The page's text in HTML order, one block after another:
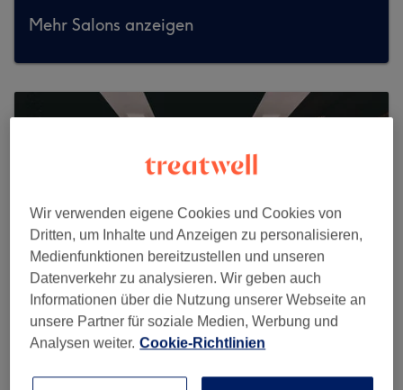
Mehr Salons anzeigen
Wir verwenden eigene Cookies und Cookies von
Dritten, um Inhalte und Anzeigen zu personalisieren,
Medienfunktionen bereitzustellen und unseren
Datenverkehr zu analysieren. Wir geben auch
Informationen über die Nutzung unserer Webseite an
unsere Partner für soziale Medien, Werbung und
Analysen weiter. Cookie-Richtlinien